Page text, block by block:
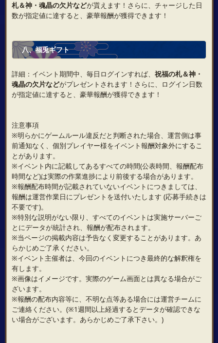
札＆神・魂晶の欠片などが貰えます！さらに、チャージした日
数が指定値に達すると、豪華報酬が獲得できます！
八、福兎ギフト
詳細：イベント期間中、毎日ログインすれば、 祝福の札＆神・
魂晶の欠片などがプレゼントされます！さらに、ログイン日数
が指定値に達すると、豪華報酬が獲得できます！
注意事項
※明らかにゲームルール違反だと判断された場合、運営側は事
前通知なく、個別プレイヤー様をイベント報酬対象外にするこ
とがあります。
※イベント内に記載してあるすべての時間(公表時間、報酬配布
時間など)は実際の作業進捗により前後する場合があります。
※報酬配布時間が記載されていないイベントにつきましては、
報酬は運営作業日にプレゼントを送付いたします (応募手続きは
不要です)。
※特別な説明がない限り、すべてのイベントは実施サーバーご
とにデータが統計され、報酬が配布されます。
※当ページの掲載内容は予告なく変更することがあります。あ
らかじめご了承ください。
※イベント主催者は、今回のイベントにつき最終的な解釈権を
有します。
※画像はイメージです。実際のゲーム画面とは異なる場合がご
ざいます。
※報酬の配布内容等に、不明な点等ある場合には運営チームに
ご連絡ください。(※1週間以上経過するとデータが確認できな
い場合がございます。あらかじめご了承下さい。)